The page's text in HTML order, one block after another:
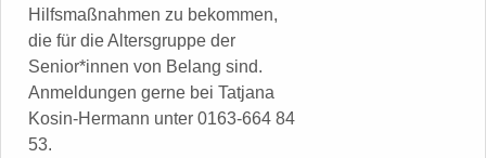
Hilfsmaßnahmen zu bekommen,
die für die Altersgruppe der
Senior*innen von Belang sind.
Anmeldungen gerne bei Tatjana
Kosin-Hermann unter 0163-664 84
53.